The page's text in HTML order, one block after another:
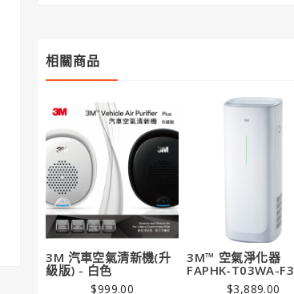
相關商品
3M 汽車空氣清新機(升
級版) - 白色
$999.00
3M™ 空氣淨化器
FAPHK-T03WA-F3
$3,889.00